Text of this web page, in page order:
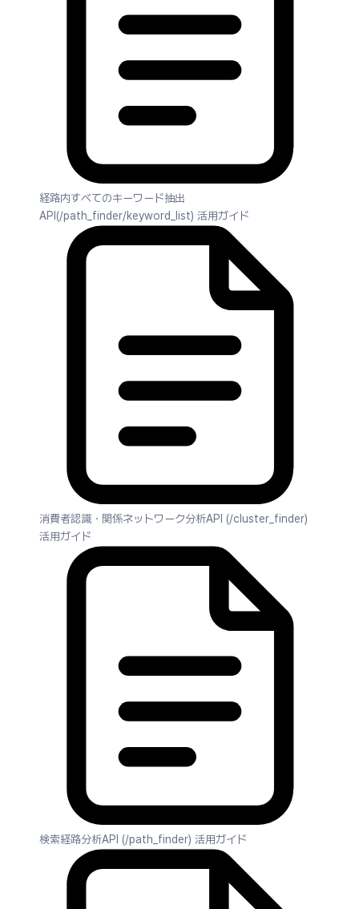
経路内すべてのキーワード抽出
API(/path_finder/keyword_list) 活用ガイド
消費者認識・関係ネットワーク分析API (/cluster_finder)
活用ガイド
検索経路分析API (/path_finder) 活用ガイド